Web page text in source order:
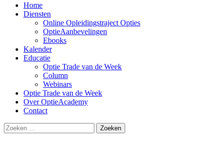
Home
Diensten
Online Opleidingstraject Opties
OptieAanbevelingen
Ebooks
Kalender
Educatie
Optie Trade van de Week
Column
Webinars
Optie Trade van de Week
Over OptieAcademy
Contact
Zoeken
naar: